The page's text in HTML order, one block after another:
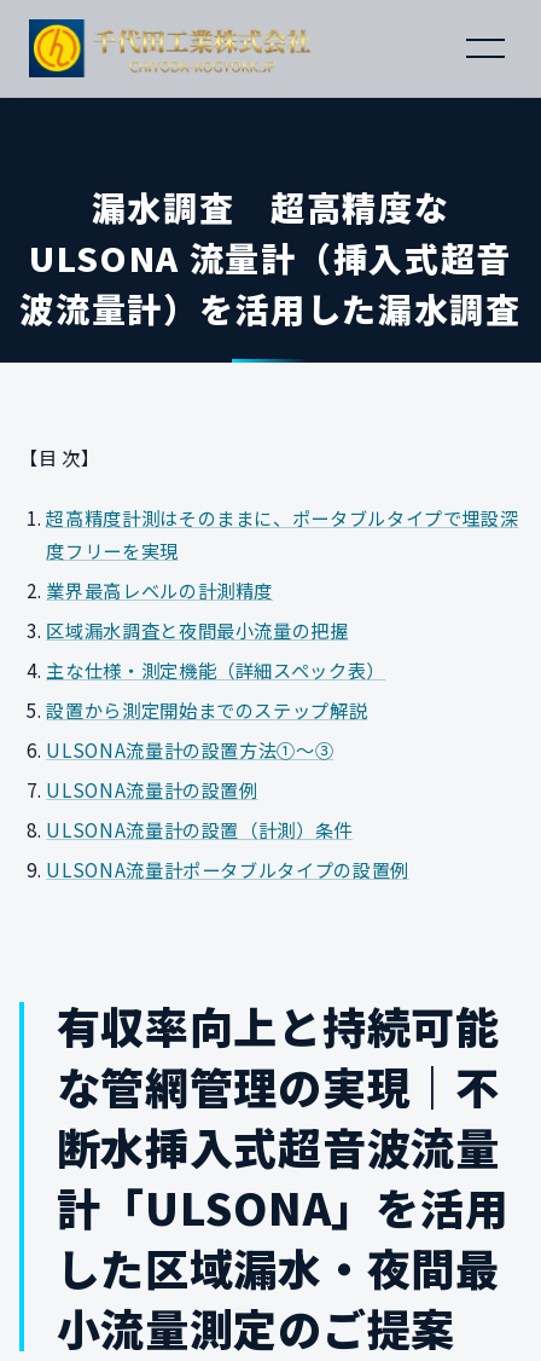
漏水調査 超高精度な
ULSONA 流量計（挿入式超音
波流量計）を活用した漏水調査
【目 次】
超高精度計測はそのままに、ポータブルタイプで埋設深
度フリーを実現
業界最高レベルの計測精度
区域漏水調査と夜間最小流量の把握
主な仕様・測定機能（詳細スペック表）
設置から測定開始までのステップ解説
ULSONA流量計の設置方法①～③
ULSONA流量計の設置例
ULSONA流量計の設置（計測）条件
ULSONA流量計ポータブルタイプの設置例
有収率向上と持続可能
な管網管理の実現｜不
断水挿入式超音波流量
計「ULSONA」を活用
した区域漏水・夜間最
小流量測定のご提案